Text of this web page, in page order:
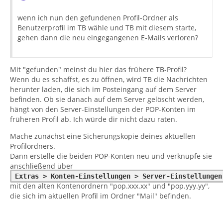
wenn ich nun den gefundenen Profil-Ordner als
Benutzerprofil im TB wähle und TB mit diesem starte,
gehen dann die neu eingegangenen E-Mails verloren?
Mit "gefunden" meinst du hier das frühere TB-Profil?
Wenn du es schaffst, es zu öffnen, wird TB die Nachrichten
herunter laden, die sich im Posteingang auf dem Server
befinden. Ob sie danach auf dem Server gelöscht werden,
hängt von den Server-Einstellungen der POP-Konten im
früheren Profil ab. Ich würde dir nicht dazu raten.
Mache zunächst eine Sicherungskopie deines aktuellen
Profilordners.
Dann erstelle die beiden POP-Konten neu und verknüpfe sie
anschließend über
Extras > Konten-Einstellungen > Server-
mit den alten Kontenordnern "pop.xxx.xx" und "pop.yyy.yy",
die sich im aktuellen Profil im Ordner "Mail" befinden.